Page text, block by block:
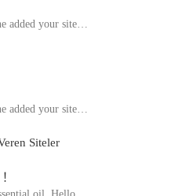
added your site…
added your site…
Siteler